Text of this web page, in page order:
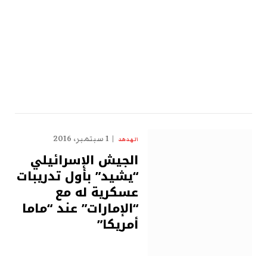
الهدهد 1 سبتمبر، 2016
الجيش الإسرائيلي
“يشيد” بأول تدريبات
عسكرية له مع
“الإمارات” عند “ماما
أمريكا”